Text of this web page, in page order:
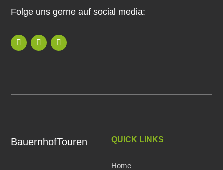
Folge uns gerne auf social media:
BauernhofTouren QUICK LINKS
Home